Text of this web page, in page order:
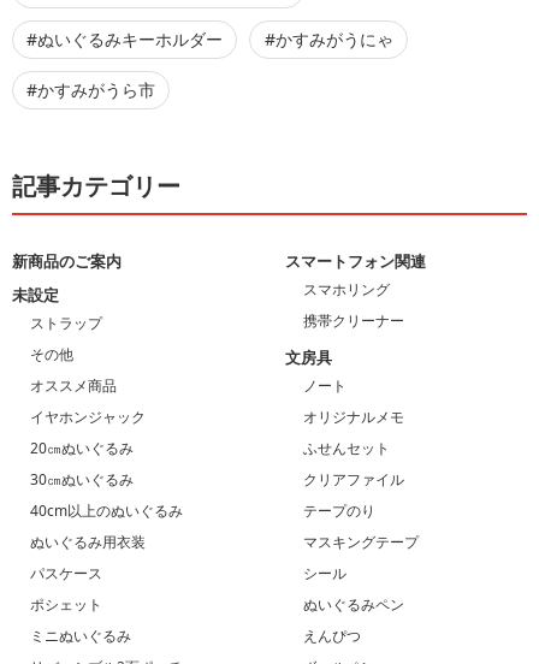
#ぬいぐるみキーホルダー #かすみがうにゃ
#かすみがうら市
記事カテゴリー
新商品のご案内
未設定
ストラップ
その他
オススメ商品
イヤホンジャック
20㎝ぬいぐるみ
30㎝ぬいぐるみ
40cm以上のぬいぐるみ
ぬいぐるみ用衣装
パスケース
ポシェット
ミニぬいぐるみ
スマートフォン関連
スマホリング
携帯クリーナー
文房具
ノート
オリジナルメモ
ふせんセット
クリアファイル
テープのり
マスキングテープ
シール
ぬいぐるみペン
えんぴつ